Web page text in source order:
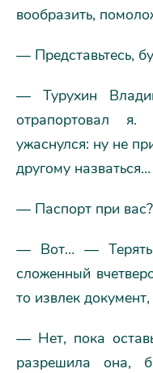
вообразить,
— Представьтесь,
— Турухин
отрапортовал
ужаснулся: ну не
другому назваться…
— Паспорт при вас?
— Вот… — Терять
сложенный
то извлек
— Нет, пока
разрешила она,